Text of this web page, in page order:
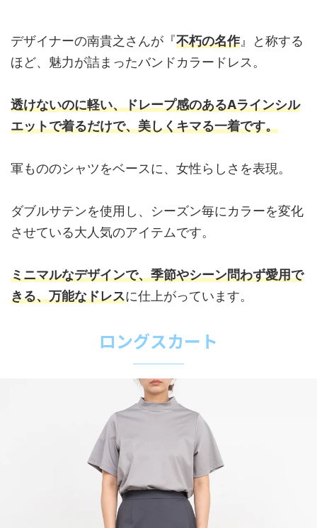
デザイナーの南貴之さんが『不朽の名作』と称する
ほど、魅力が詰まったバンドカラードレス。
透けないのに軽い、ドレープ感のあるAラインシル
エットで着るだけで、美しくキマる一着です。
軍もののシャツをベースに、女性らしさを表現。
ダブルサテンを使用し、シーズン毎にカラーを変化
させている大人気のアイテムです。
ミニマルなデザインで、季節やシーン問わず愛用で
きる、万能なドレスに仕上がっています。
ロングスカート